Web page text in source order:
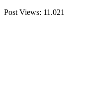
Post Views: 11.021